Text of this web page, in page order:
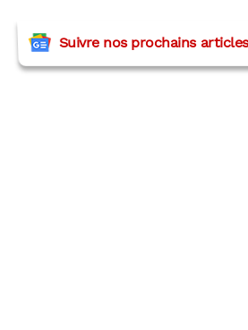
Suivre nos prochains